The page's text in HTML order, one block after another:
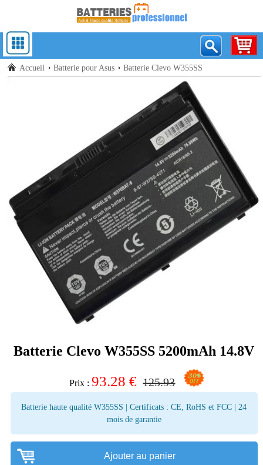
Accueil Batterie pour Asus Batterie Clevo W355SS
Batterie Clevo W355SS 5200mAh 14.8V
Prix :93.28€ 125.93
Batterie haute qualité W355SS | Certificats : CE, RoHS et FCC | 24
mois de garantie
Ajouter au panier